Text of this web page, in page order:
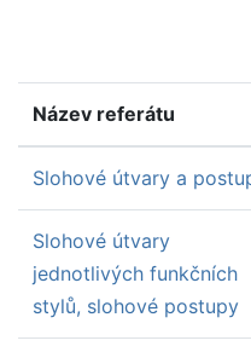
Název referátu
Slohové útvary a
Slohové útvary
jednotlivých funkčních
stylů, slohové postupy